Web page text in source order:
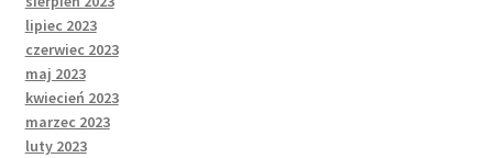
lipiec 2023
czerwiec 2023
maj 2023
kwiecień 2023
marzec 2023
luty 2023